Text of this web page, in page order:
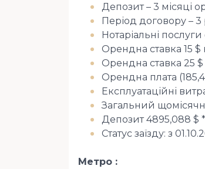
Депозит – 3 місяці
Період договору –
Нотаріальні
Орендна ставка 15 $
Орендна ставка 25
Орендна плата
Експлуатаційні
Загальний
Депозит 4895,088 $ *
Статус заїзду: з
Метро